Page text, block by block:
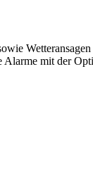
Alarme mit der